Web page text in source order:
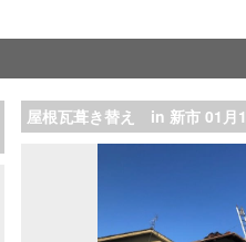
屋根瓦葺き替え in 新市 01月